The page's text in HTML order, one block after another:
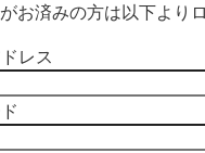
お済みの方は以下より
レス